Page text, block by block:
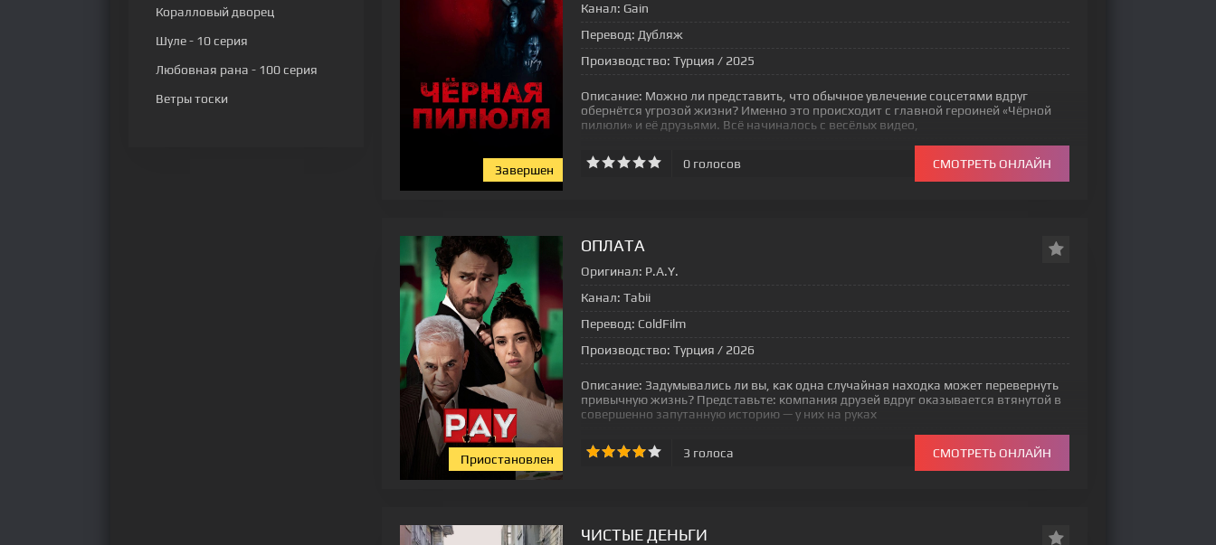
Завершен
Канал: Gain
Перевод: Дубляж
Производство: Турция / 2025
Описание: Можно ли представить, что обычное увлечение соцсетями вдруг
обернётся угрозой жизни? Именно это происходит с главной героиней «Чёрной
пилюли» и её друзьями. Всё начиналось с весёлых видео,
0 голосов СМОТРЕТЬ ОНЛАЙН
Приостановлен
ОПЛАТА
Оригинал: P.A.Y.
Канал: Tabii
Перевод: ColdFilm
Производство: Турция / 2026
Описание: Задумывались ли вы, как одна случайная находка может перевернуть
привычную жизнь? Представьте: компания друзей вдруг оказывается втянутой в
совершенно запутанную историю — у них на руках
3 голоса СМОТРЕТЬ ОНЛАЙН
ЧИСТЫЕ ДЕНЬГИ
Коралловый дворец
Шуле- 10 серия
Любовная рана - 100 серия
Ветры тоски